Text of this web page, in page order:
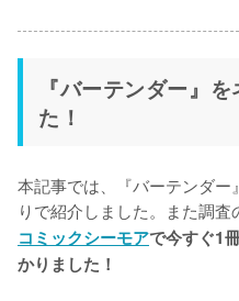
『バーテンダー』
た！
本記事では、『バーテンダ
りで紹介しました。また調
コミックシーモアで今すぐ1
かりました！